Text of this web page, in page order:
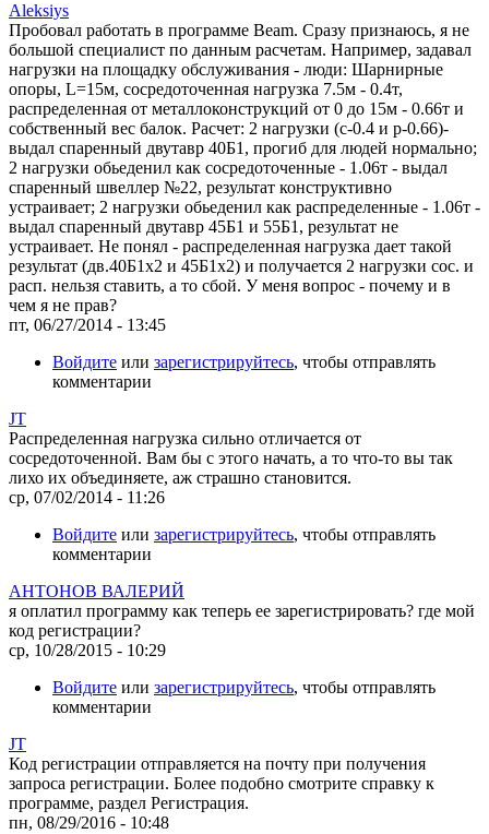
Aleksiys
Пробовал работать в программе Beam. Сразу признаюсь, я не
большой специалист по данным расчетам. Например, задавал
нагрузки на площадку обслуживания - люди: Шарнирные
опоры, L=15м, сосредоточенная нагрузка 7.5м - 0.4т,
распределенная от металлоконструкций от 0 до 15м - 0.66т и
собственный вес балок. Расчет: 2 нагрузки (с-0.4 и р-0.66)-
выдал спаренный двутавр 40Б1, прогиб для людей нормально;
2 нагрузки обьеденил как сосредоточенные - 1.06т - выдал
спаренный швеллер №22, результат конструктивно
устраивает; 2 нагрузки обьеденил как распределенные - 1.06т -
выдал спаренный двутавр 45Б1 и 55Б1, результат не
устраивает. Не понял - распределенная нагрузка дает такой
результат (дв.40Б1х2 и 45Б1х2) и получается 2 нагрузки сос. и
расп. нельзя ставить, а то сбой. У меня вопрос - почему и в
чем я не прав?
пт, 06/27/2014 - 13:45
Войдите или зарегистрируйтесь, чтобы отправлять
комментарии
JT
Распределенная нагрузка сильно отличается от
сосредоточенной. Вам бы с этого начать, а то что-то вы так
лихо их объединяете, аж страшно становится.
ср, 07/02/2014 - 11:26
Войдите или зарегистрируйтесь, чтобы отправлять
комментарии
АНТОНОВ ВАЛЕРИЙ
я оплатил программу как теперь ее зарегистрировать? где мой
код регистрации?
ср, 10/28/2015 - 10:29
Войдите или зарегистрируйтесь, чтобы отправлять
комментарии
JT
Код регистрации отправляется на почту при получения
запроса регистрации. Более подобно смотрите справку к
программе, раздел Регистрация.
пн, 08/29/2016 - 10:48